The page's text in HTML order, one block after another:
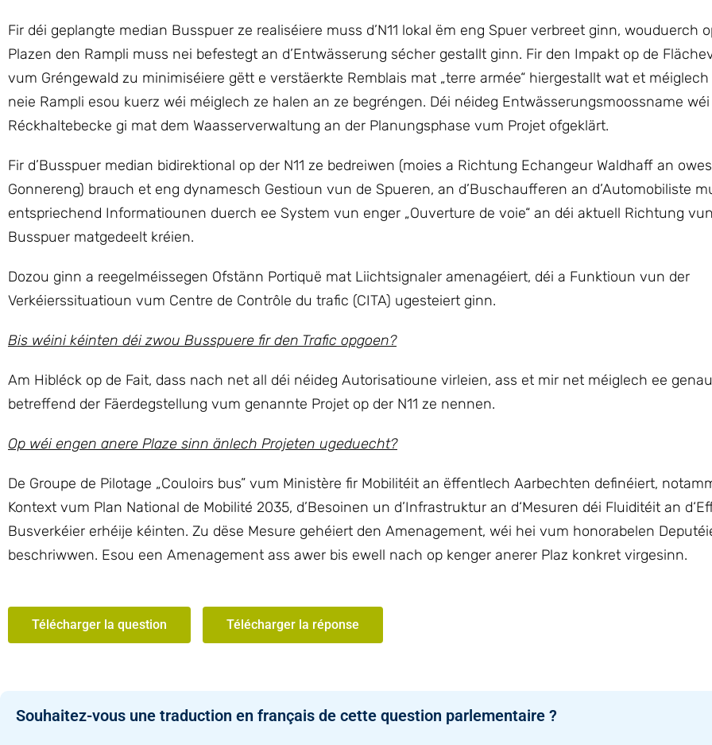
Fir déi geplangte median Busspuer ze realiséiere muss d’N11 lokal ëm eng Spuer verbreet ginn, wouduerch
Plazen den Rampli muss nei befestegt an d’Entwässerung sécher gestallt ginn. Fir den Impakt op de
vum Gréngewald zu minimiséiere gëtt e verstäerkte Remblais mat „terre armée“ hiergestallt wat et
neie Rampli esou kuerz wéi méiglech ze halen an ze begréngen. Déi néideg Entwässerungsmoossname wéi
Réckhaltebecke gi mat dem Waasserverwaltung an der Planungsphase vum Projet ofgeklärt.
Fir d’Busspuer median bidirektional op der N11 ze bedreiwen (moies a Richtung Echangeur Waldhaff an
Gonnereng) brauch et eng dynamesch Gestioun vun de Spueren, an d’Buschaufferen an d’Automobiliste
entspriechend Informatiounen duerch ee System vun enger „Ouverture de voie“ an déi aktuell Richtung
Busspuer matgedeelt kréien.
Dozou ginn a reegelméissegen Ofstänn Portiquë mat Liichtsignaler amenagéiert, déi a Funktioun vun der
Verkéierssituatioun vum Centre de Contrôle du trafic (CITA) ugesteiert ginn.
Bis wéini kéinten déi zwou Busspuere fir den Trafic opgoen?
Am Hibléck op de Fait, dass nach net all déi néideg Autorisatioune virleien, ass et mir net méiglech ee
betreffend der Fäerdegstellung vum genannte Projet op der N11 ze nennen.
Op wéi engen anere Plaze sinn änlech Projeten ugeduecht?
De Groupe de Pilotage „Couloirs bus” vum Ministère fir Mobilitéit an ëffentlech Aarbechten definéiert,
Kontext vum Plan National de Mobilité 2035, d’Besoinen un d’Infrastruktur an d‘Mesuren déi Fluiditéit an
Busverkéier erhéije kéinten. Zu dëse Mesure gehéiert den Amenagement, wéi hei vum honorabelen
beschriwwen. Esou een Amenagement ass awer bis ewell nach op kenger anerer Plaz konkret virgesinn.
Télécharger la question Télécharger la réponse
Souhaitez-vous une traduction en français de cette question parlementaire ?